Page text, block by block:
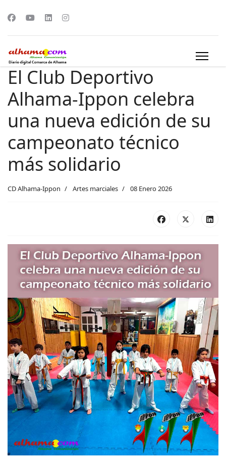
El Club Deportivo
Alhama-Ippon celebra
una nueva edición de su
campeonato técnico
más solidario
CD Alhama-Ippon Artes marciales 08 Enero 2026